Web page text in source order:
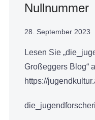
Nullnummer
28. September 2023
Lesen Sie
Großeggers Blog“
https://